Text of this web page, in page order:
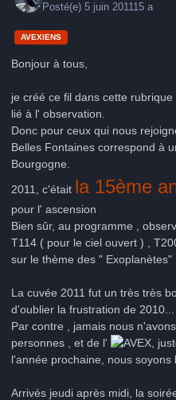
Posté(e)5 juin 2011 15 a
AVEXIENS
Bonjour à tous,
je créé ce fil dans cette
lié à l' observation.
Donc pour ceux qui nous
Belles Fontaines correspond à
Bourgogne.
2011, c'était la 15ème
pour l' ascension
Bien sûr, au programme ,
T114 ( pour le ciel ouvert ) ,
sur le thème des " Exoplanètes"
La cuvée 2011 fut un très très
d'oublier la frustration de 2010...
Par contre , jamais nous
personnes , et de l'
,
l'année prochaine, nous
Arrivés jeudi après midi, la